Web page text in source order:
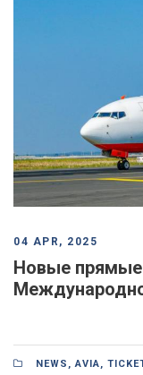
04 APR, 2025
Новые прямые
NEWS ,AVIA,